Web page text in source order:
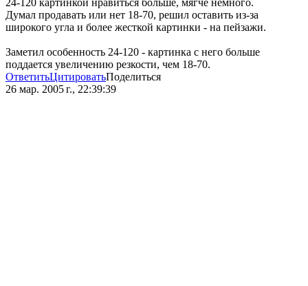
24-120 картинкой нравиться больше, мягче немного.
Думал продавать или нет 18-70, решил оставить из-за
широкого угла и более жесткой картинки - на пейзажи.
Заметил особенность 24-120 - картинка с него больше
поддается увеличению резкости, чем 18-70.
ОтветитьЦитироватьПоделиться
26 мар. 2005 г., 22:39:39